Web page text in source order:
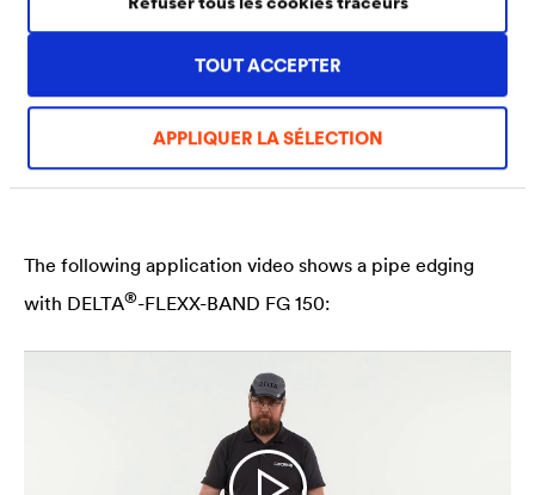
TOUT ACCEPTER
APPLIQUER LA SÉLECTION
(1) Apprêter préalablement ces supports avec le
primaire d’imprégnationDELTA®-HF PRIMER avant
The following application video shows a pipe edging
with DELTA®-FLEXX-BAND FG 150: